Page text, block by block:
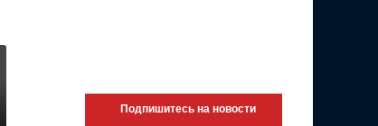
Подпишитесь на новости